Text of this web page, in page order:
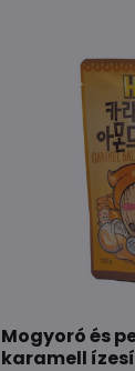
Mogyoró és
karamell